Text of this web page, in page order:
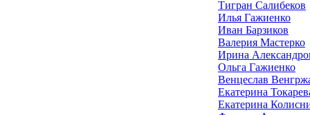
Тигран Салибеков
Илья Гажиенко
Иван Барзиков
Валерия Мастерко
Ирина
Ольга Гажиенко
Венцеслав
Екатерина
Екатерина